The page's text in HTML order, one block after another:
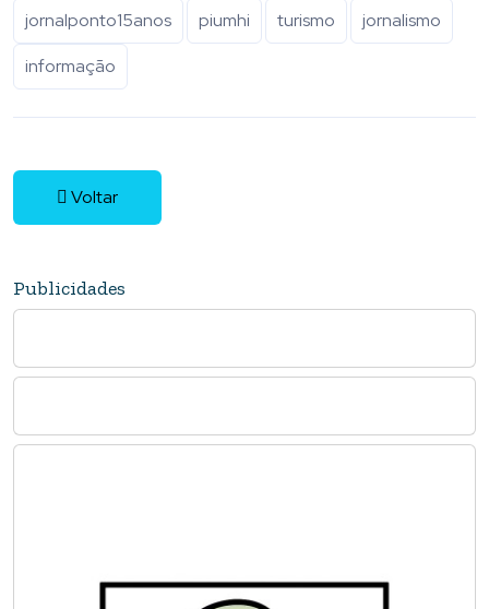
jornalponto15anos piumhi turismo
jornalismo
informação
Voltar
Publicidades